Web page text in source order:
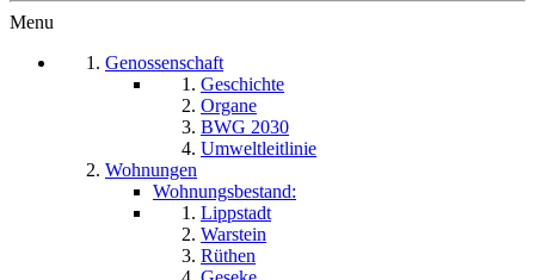
Menu
Genossenschaft
Geschichte
Organe
BWG 2030
Umweltleitlinie
Wohnungen
Wohnungsbestand:
Lippstadt
Warstein
Rüthen